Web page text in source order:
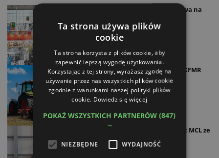
Robotyka i cyfryzacja rolnictwa na
12.11.2024
Nowości do uprawy gleby od KFMR
Krukowiak
21.10.2024
Nowe miniładowarki Mecalac MCL ze
składanym daszkiem
Ta strona używa plików
cookie
Ta strona korzysta z plików cookie, aby
zapewnić lepszą wygodę użytkowania.
Korzystając z tej strony, wyrażasz zgodę na
używanie przez nas wszystkich plików cookie
zgodnie z warunkami naszej polityki plików
cookie. Dowiedz się więcej
POKAŻ WSZYSTKICH PARTNERÓW(847)
→
NIEZBĘDNE WYDAJNOŚĆ